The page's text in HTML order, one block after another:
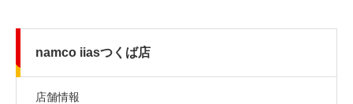
namco iiasつくば店
店舗情報